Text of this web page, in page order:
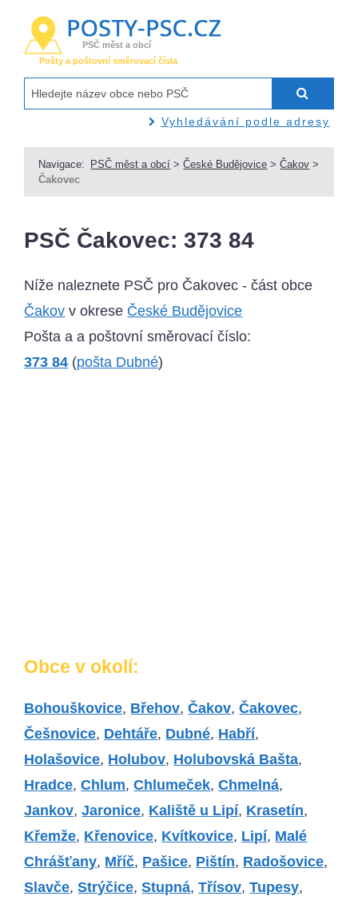
PSČ měst a obcí
Pošty a poštovní směrovací čísla
Vyhledávání podle adresy
Navigace: PSČ měst a obcí >České Budějovice >Čakov >
Čakovec
PSČ Čakovec: 373 84
Níže naleznete PSČ pro Čakovec - část obce
Čakov v okrese České Budějovice
Pošta a a poštovní směrovací číslo:
373 84 (pošta Dubné)
Obce v okolí:
Bohouškovice, Břehov,Čakov,Čakovec,
Češnovice, Dehtáře, Dubné, Habří,
Holašovice, Holubov, Holubovská Bašta,
Hradce,Chlum,Chlumeček,Chmelná,
Jankov,Jaronice, Kaliště u Lipí, Krasetín,
Křemže, Křenovice, Kvítkovice, Lipí, Malé
Chrášťany, Mříč, Pašice, Pištín, Radošovice,
Slavče,Strýčice,Stupná,Třísov,Tupesy,